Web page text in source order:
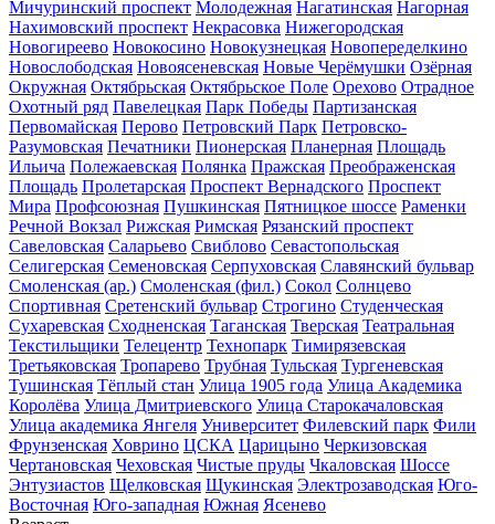
Мичуринский проспект Молодежная Нагатинская Нагорная
Нахимовский проспект Некрасовка Нижегородская
Новогиреево Новокосино Новокузнецкая Новопеределкино
Новослободская Новоясеневская Новые Черёмушки Озёрная
Окружная Октябрьская Октябрьское Поле Орехово Отрадное
Охотный ряд Павелецкая Парк Победы Партизанская
Первомайская Перово Петровский Парк Петровско-
Разумовская Печатники Пионерская Планерная Площадь
Ильича Полежаевская Полянка Пражская Преображенская
Площадь Пролетарская Проспект Вернадского Проспект
Мира Профсоюзная Пушкинская Пятницкое шоссе Раменки
Речной Вокзал Рижская Римская Рязанский проспект
Савеловская Саларьево Свиблово Севастопольская
Селигерская Семеновская Серпуховская Славянский бульвар
Смоленская (ар.) Смоленская (фил.) Сокол Солнцево
Спортивная Сретенский бульвар Строгино Студенческая
Сухаревская Сходненская Таганская Тверская Театральная
Текстильщики Телецентр Технопарк Тимирязевская
Третьяковская Тропарево Трубная Тульская Тургеневская
Тушинская Тёплый стан Улица 1905 года Улица Академика
Королёва Улица Дмитриевского Улица Старокачаловская
Улица академика Янгеля Университет Филевский парк Фили
Фрунзенская Ховрино ЦСКА Царицыно Черкизовская
Чертановская Чеховская Чистые пруды Чкаловская Шоссе
Энтузиастов Щелковская Щукинская Электрозаводская Юго-
Восточная Юго-западная Южная Ясенево